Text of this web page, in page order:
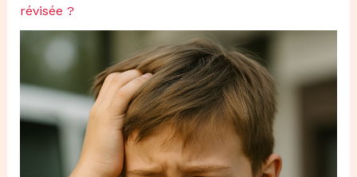
révisée ?